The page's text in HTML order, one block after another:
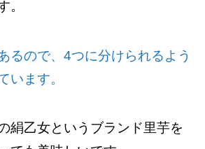
。
るので、4つに分けられるよう
います。
絹乙女というブランド里芋を